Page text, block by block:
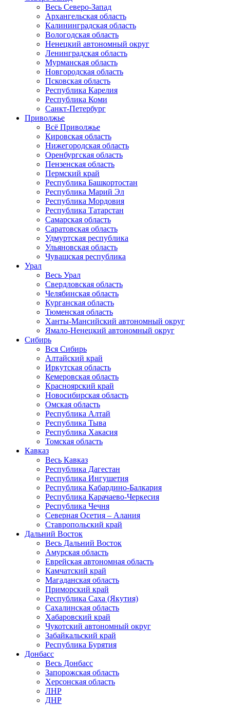
Весь Северо-Запад
Архангельская область
Калининградская область
Вологодская область
Ненецкий автономный округ
Ленинградская область
Мурманская область
Новгородская область
Псковская область
Республика Карелия
Республика Коми
Санкт-Петербург
Приволжье
Всё Приволжье
Кировская область
Нижегородская область
Оренбургская область
Пензенская область
Пермский край
Республика Башкортостан
Республика Марий Эл
Республика Мордовия
Республика Татарстан
Самарская область
Саратовская область
Удмуртская республика
Ульяновская область
Чувашская республика
Урал
Весь Урал
Свердловская область
Челябинская область
Курганская область
Тюменская область
Ханты-Мансийский автономный округ
Ямало-Ненецкий автономный округ
Сибирь
Вся Сибирь
Алтайский край
Иркутская область
Кемеровская область
Красноярский край
Новосибирская область
Омская область
Республика Алтай
Республика Тыва
Республика Хакасия
Томская область
Кавказ
Весь Кавказ
Республика Дагестан
Республика Ингушетия
Республика Кабардино-Балкария
Республика Карачаево-Черкесия
Республика Чечня
Северная Осетия – Алания
Ставропольский край
Дальний Восток
Весь Дальний Восток
Амурская область
Еврейская автономная область
Камчатский край
Магаданская область
Приморский край
Республика Саха (Якутия)
Сахалинская область
Хабаровский край
Чукотский автономный округ
Забайкальский край
Республика Бурятия
Донбасс
Весь Донбасс
Запорожская область
Херсонская область
ЛНР
ДНР